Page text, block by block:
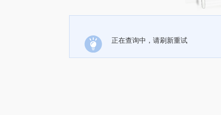
正在查询中，请刷新重试